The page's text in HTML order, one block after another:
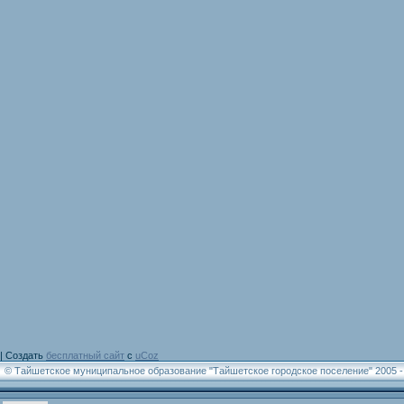
| Создать бесплатный сайт с uCoz
© Тайшетское муниципальное образование "Тайшетское городское поселение" 2005